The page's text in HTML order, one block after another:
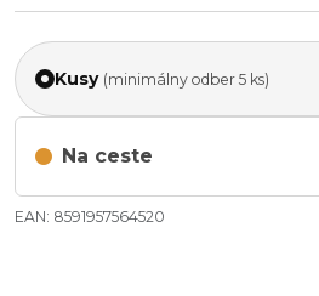
Kusy (minimálny odber 5 ks)
Na ceste
EAN: 8591957564520